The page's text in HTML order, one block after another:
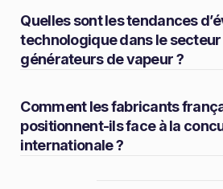
Quelles sont les tendances
technologique dans le
générateurs de vapeur ?
Comment les fabricants
positionnent-ils face à la
internationale ?